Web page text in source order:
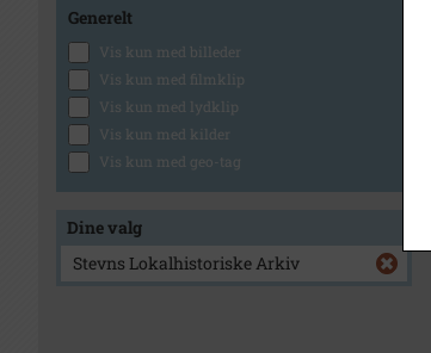
Generelt
Vis kun med billeder
Vis kun med filmklip
Vis kun med lydklip
Vis kun med kilder
Vis kun med geo-tag
Dine valg
Stevns Lokalhistoriske Arkiv